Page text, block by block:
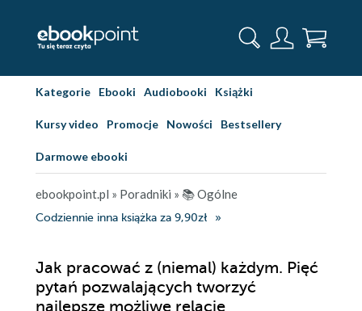
Kategorie Ebooki Audiobooki Książki
Kursy video Promocje Nowości Bestsellery
Darmowe ebooki
ebookpoint.pl » Poradniki » 📚 Ogólne
Codziennie inna książka za 9,90zł
Jak pracować z (niemal) każdym. Pięć
pytań pozwalających tworzyć
najlepsze możliwe relacje